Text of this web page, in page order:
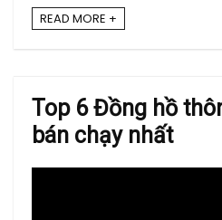
READ MORE +
Top 6 Đồng hồ
bán chạy nhất